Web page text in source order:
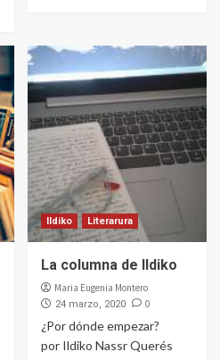
Ildiko Literarura
La columna de Ildiko
Maria Eugenia Montero
24 marzo, 2020 0
¿Por dónde empezar?
por Ildiko Nassr Querés